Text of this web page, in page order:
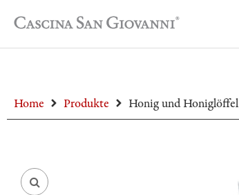
Home Produkte Honig und Honiglöffel